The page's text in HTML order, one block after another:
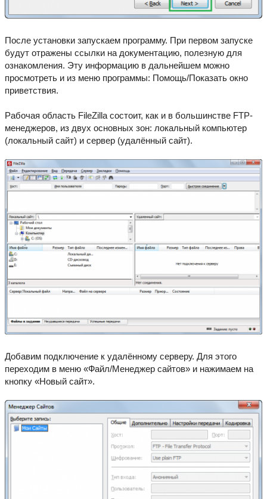
После установки запускаем программу. При первом запуске
будут отражены ссылки на документацию, полезную для
ознакомления. Эту информацию в дальнейшем можно
просмотреть и из меню программы: Помощь/Показать окно
приветствия.
Рабочая область FileZilla состоит, как и в большинстве FTP-
менеджеров, из двух основных зон: локальный компьютер
(локальный сайт) и сервер (удалённый сайт).
Добавим подключение к удалённому серверу. Для этого
переходим в меню «Файл/Менеджер сайтов» и нажимаем на
кнопку «Новый сайт».